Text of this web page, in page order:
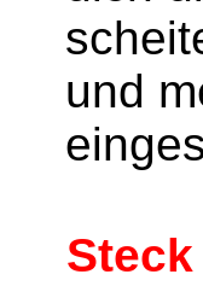
und